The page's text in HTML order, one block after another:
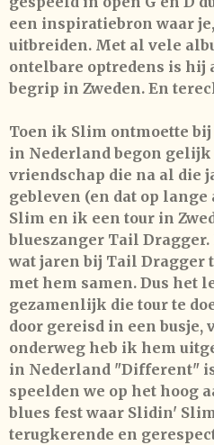
een inspiratiebron waar
uitbreiden. Met al vele
ontelbare optredens is hij
begrip in Zweden. En
Toen ik Slim ontmoette
in Nederland begon gelijk
vriendschap die na al die
gebleven (en dat op lange
Slim en ik een tour in
blueszanger Tail Dragger.
wat jaren bij Tail Dragger
met hem samen. Dus het
gezamenlijk die tour te
door gereisd in een busje,
onderweg heb ik hem
in Nederland "Different"
speelden we op het hoog
blues festwaar Slidin'
terugkerende en